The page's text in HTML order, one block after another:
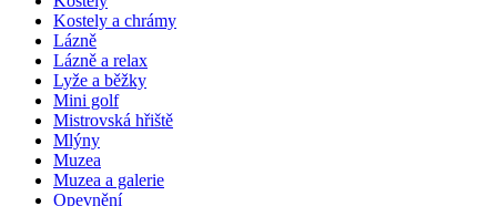
Kostely a chrámy
Lázně
Lázně a relax
Lyže a běžky
Mini golf
Mistrovská hřiště
Mlýny
Muzea
Muzea a galerie
Opevnění